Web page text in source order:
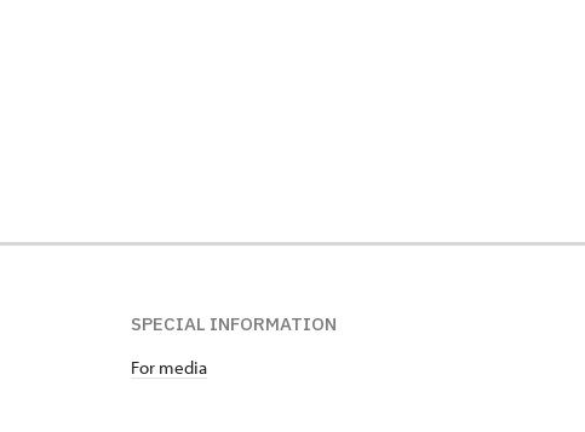
SPECIAL INFORMATION
For media